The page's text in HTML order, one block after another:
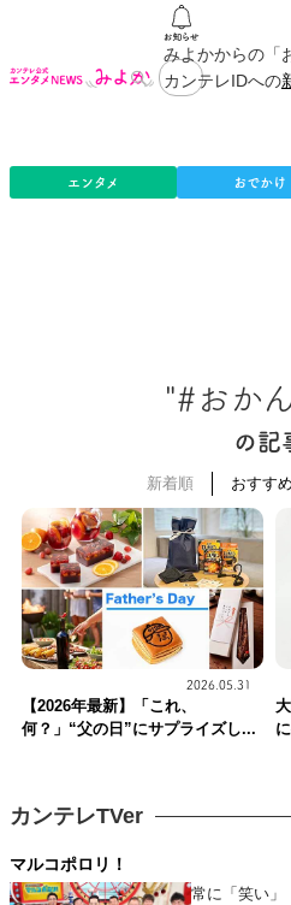
みよかからの「
カンテレIDへの
エンタメ おでかけ
"#おか
の記
新着順 おすす
2026.05.31
【2026年最新】「これ、
何？」“父の日”にサプライズし...
カンテレTVer
マルコポロリ！
常に「笑い」